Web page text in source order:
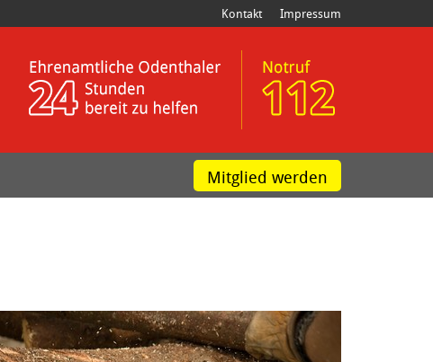
Kontakt Impressum
Mitglied werden